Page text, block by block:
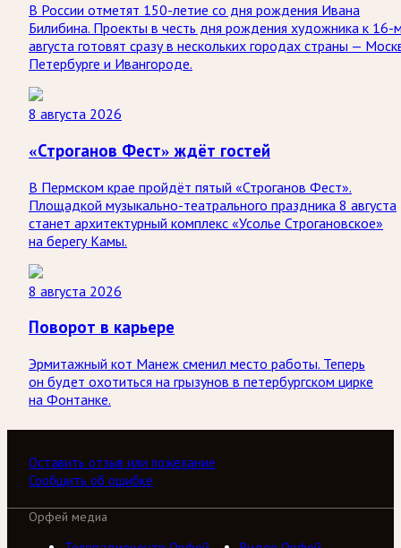
В России отметят 150-летие со дня рождения Ивана
Билибина. Проекты в честь дня рождения художника к 16-
августа готовят сразу в нескольких городах страны —
Петербурге и Ивангороде.
8 августа 2026
«Строганов Фест» ждёт гостей
В Пермском крае пройдёт пятый «Строганов Фест».
Площадкой музыкально-театрального праздника 8 августа
станет архитектурный комплекс «Усолье Строгановское»
на берегу Камы.
8 августа 2026
Поворот в карьере
Эрмитажный кот Манеж сменил место работы. Теперь
он будет охотиться на грызунов в петербургском цирке
на Фонтанке.
Оставить отзыв или пожелание
Сообщить об ошибке
Орфей медиа